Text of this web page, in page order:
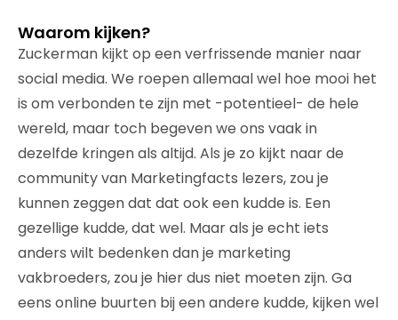
Waarom kijken?
Zuckerman kijkt op een verfrissende manier naar
social media. We roepen allemaal wel hoe mooi het
is om verbonden te zijn met -potentieel- de hele
wereld, maar toch begeven we ons vaak in
dezelfde kringen als altijd. Als je zo kijkt naar de
community van Marketingfacts lezers, zou je
kunnen zeggen dat dat ook een kudde is. Een
gezellige kudde, dat wel. Maar als je echt iets
anders wilt bedenken dan je marketing
vakbroeders, zou je hier dus niet moeten zijn. Ga
eens online buurten bij een andere kudde, kijken wel